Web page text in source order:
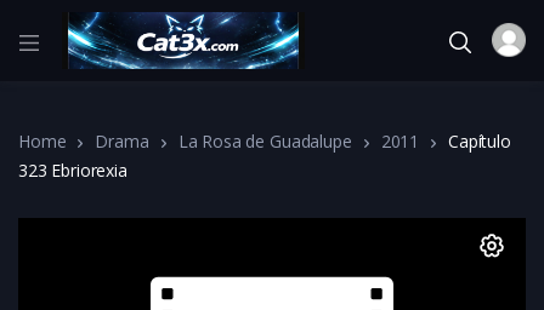
Home Drama La Rosa de Guadalupe 2011
Capítulo
323 Ebriorexia